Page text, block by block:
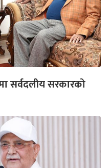
सर्वदलीय सरकारको